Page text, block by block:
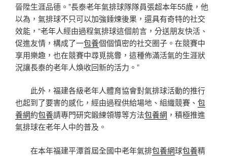
晉陞生涯品德。”長泰老年氣排球隊隊員張超本年55歲，他
以為，氣排球不只可以加強錘煉後果，還具有奇特的社交
效能，“老年人經由過程氣排球這個前言，分送朋友快活、
促進友情，構成了一包養個個慎密的社交圈子。在競賽中
享用樂趣，也在競賽中尋覓挑釁，這種佈滿活氣的生涯狀
況讓長泰的老年人煥收回新的活力。”
此外，福建各級老年人體育協會對氣排球活動的推行
也起到了要害的感化，經由過程供給場地、組織競賽、 包
養網約包養請專門研究鍛練領導等方法包養網 ，積極推進
氣排球在老年人中的普及。
在本年福建平潭首屆全國中老年氣排包養網球包養精